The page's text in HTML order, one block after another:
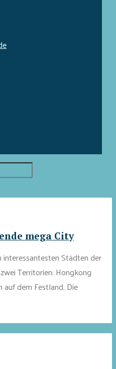
mega City
Städten der
Territorien: Hongkong
dem Festland. Die